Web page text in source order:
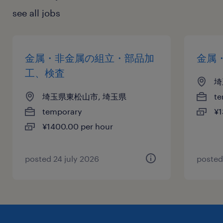
see all jobs
金属・非金属の組立・部品加
工、検査
埼玉県東松山市, 埼玉県
temporary
¥1400.00 per hour
posted 24 july 2026
金属